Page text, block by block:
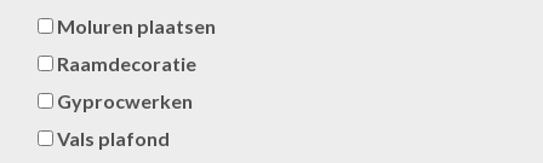
Moluren plaatsen
Raamdecoratie
Gyprocwerken
Vals plafond